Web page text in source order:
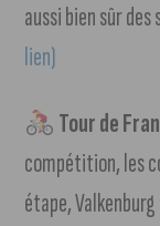
aussi bien sûr
lien)
Tour de
compétition, les
étape,